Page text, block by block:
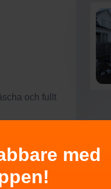
och fullt
med